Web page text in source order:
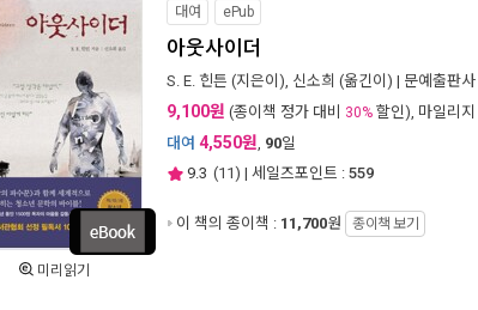
미리읽기
대여 ePub
아웃사이더
S. E. 힌튼 (지은이), 신소희 (옮긴이) | 문예출판사
9,100원 (종이책 정가 대비 30% 할인), 마일리지
대여 4,550원, 90일
9.3 (11) | 세일즈포인트 : 559
이 책의 종이책 : 11,700원 종이책 보기